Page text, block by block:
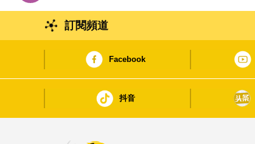
訂閱頻道
Facebook
抖音